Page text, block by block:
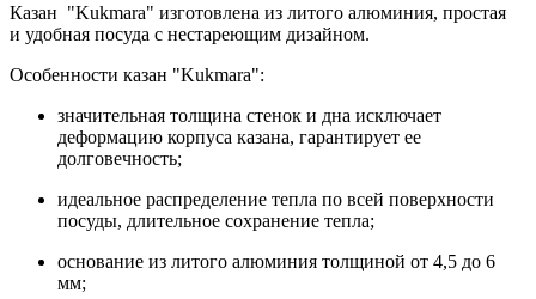
Казан "Kukmara" изготовлена из литого алюминия, простая
и удобная посуда с нестареющим дизайном.
Особенности казан "Kukmara":
значительная толщина стенок и дна исключает
деформацию корпуса казана, гарантирует ее
долговечность;
идеальное распределение тепла по всей поверхности
посуды, длительное сохранение тепла;
основание из литого алюминия толщиной от 4,5 до 6
мм;